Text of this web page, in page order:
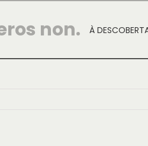
À
non.